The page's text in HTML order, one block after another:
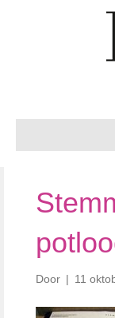
Door | 11